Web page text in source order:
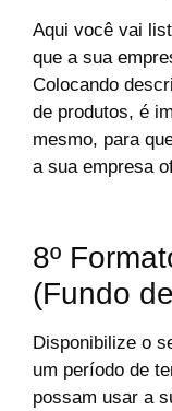
Aqui você vai
que a sua
Colocando
de produtos, é
mesmo, para
a sua empresa
8º
(Fundo
Disponibilize o
um período de
possam usar a